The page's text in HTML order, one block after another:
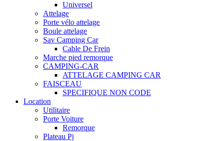
Universel
Attelage
Porte vélo attelage
Boule attelage
Sav Camping Car
Cable De Frein
Marche pied remorque
CAMPING-CAR
ATTELAGE CAMPING CAR
FAISCEAU
SPECIFIQUE NON CODE
Location
Utilitaire
Porte Voiture
Remorque
Plateau Pj